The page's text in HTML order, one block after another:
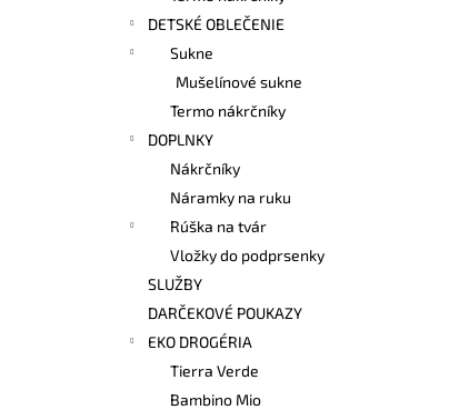
DETSKÉ OBLEČENIE
Sukne
Mušelínové sukne
Termo nákrčníky
DOPLNKY
Nákrčníky
Náramky na ruku
Rúška na tvár
Vložky do podprsenky
SLUŽBY
DARČEKOVÉ POUKAZY
EKO DROGÉRIA
Tierra Verde
Bambino Mio